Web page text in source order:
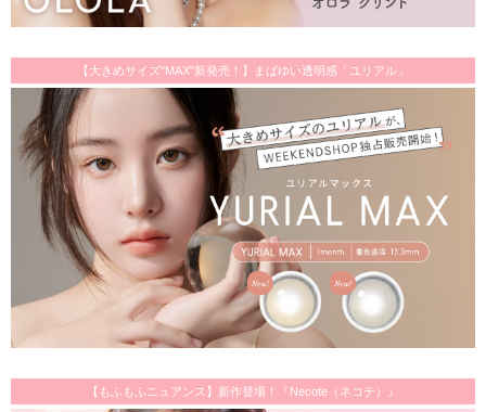
【大きめサイズ"MAX"新発売！】まばゆい透明感「ユリアル」
【もふもふニュアンス】新作登場！『Necote（ネコテ）』